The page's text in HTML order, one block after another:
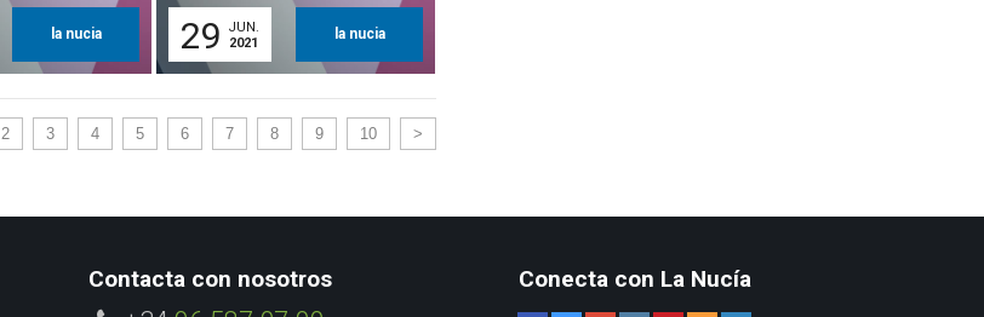
la nucia 29
JUN.
2021
la nucia
2 3 4 5 6 7 8 9 10 >
Contacta con nosotros Conecta con La Nucía